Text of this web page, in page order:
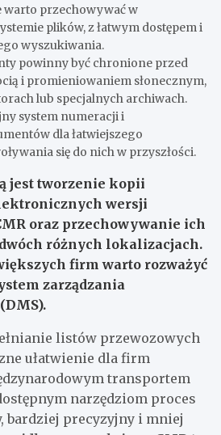
przechowywać w
plików, z łatwym dostępem i
wyszukiwania.
powinny być chronione przed
i promieniowaniem słonecznym,
lub specjalnych archiwach.
system numeracji i
dla łatwiejszego
się do nich w przyszłości.
jest tworzenie kopii
wersji
oraz przechowywanie ich
różnych lokalizacjach.
firm warto rozważyć
zarządzania
listów przewozowych
ułatwienie dla firm
transportem
narzędziom proces
bardziej precyzyjny i mniej